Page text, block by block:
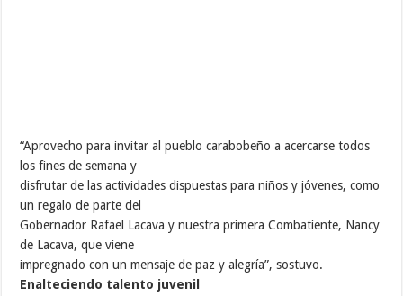
“Aprovecho para invitar al pueblo carabobeño a acercarse todos
los fines de semana y
disfrutar de las actividades dispuestas para niños y jóvenes, como
un regalo de parte del
Gobernador Rafael Lacava y nuestra primera Combatiente, Nancy
de Lacava, que viene
impregnado con un mensaje de paz y alegría”, sostuvo.
Enalteciendo talento juvenil